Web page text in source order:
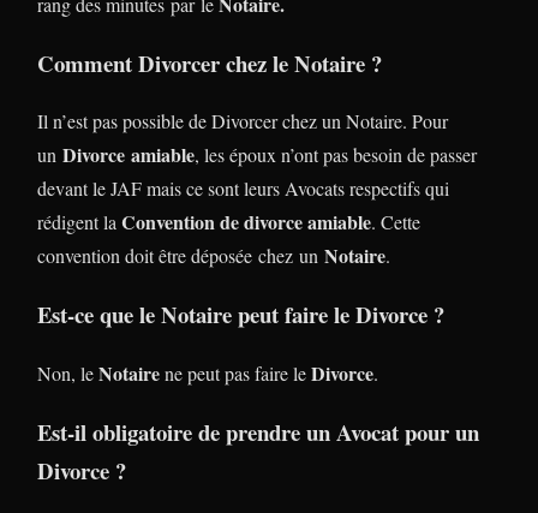
Comment Divorcer chez le Notaire ?
Il n’est pas possible de Divorcer chez un Notaire. Pour
un Divorce amiable, les époux n’ont pas besoin de passer
devant le JAF mais ce sont leurs Avocats respectifs qui
rédigent laConvention de divorce amiable. Cette
convention doit être déposée chez un Notaire.
Est-ce que le Notaire peut faire le Divorce ?
Non, leNotairene peut pas faire leDivorce.
Est-il obligatoire de prendre un Avocat pour un
Divorce ?